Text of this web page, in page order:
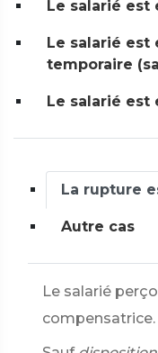
Le salarié est
Le salarié est
temporaire
Le salarié est
La rupture
Autre cas
Le salarié
compensatrice.